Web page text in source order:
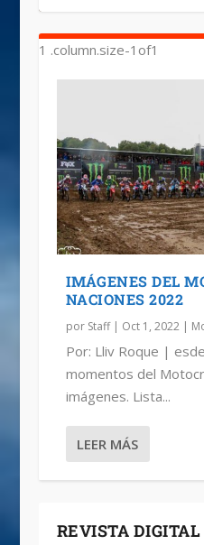
IMÁGENES DEL
NACIONES 2022
por Staff| Oct 1, 2022|
Por: Lliv Roque |
momentos del
imágenes. Lista...
LEER MÁS
REVISTA DIGITAL